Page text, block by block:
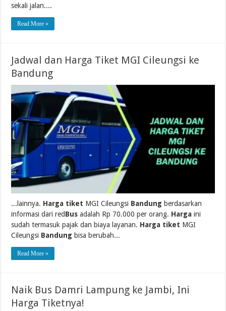
sekali jalan....
Read More »
Jadwal dan Harga Tiket MGI Cileungsi ke
Bandung
...lainnya. Harga tiket MGI Cileungsi Bandung berdasarkan
informasi dari redBus adalah Rp 70.000 per orang. Harga ini
sudah termasuk pajak dan biaya layanan. Harga tiket MGI
Cileungsi Bandung bisa berubah...
Read More »
Naik Bus Damri Lampung ke Jambi, Ini
Harga Tiketnya!